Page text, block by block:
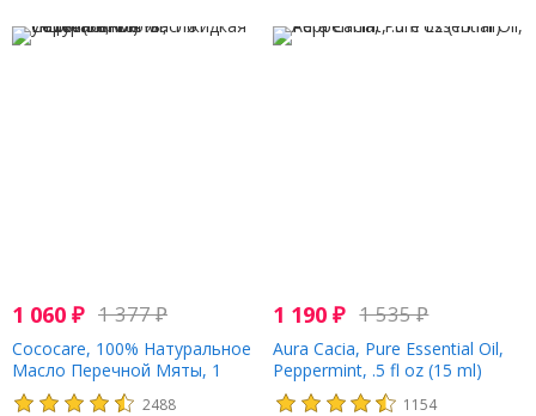
1 060 ₽ 1 377₽
Cococare, 100% Натуральное
Масло Перечной Мяты, 1
жидкая унция (30 мл)
2488
1 190₽ 1 535₽
Aura Cacia, Pure Essential Oil,
Peppermint, .5 fl oz (15 ml)
1154